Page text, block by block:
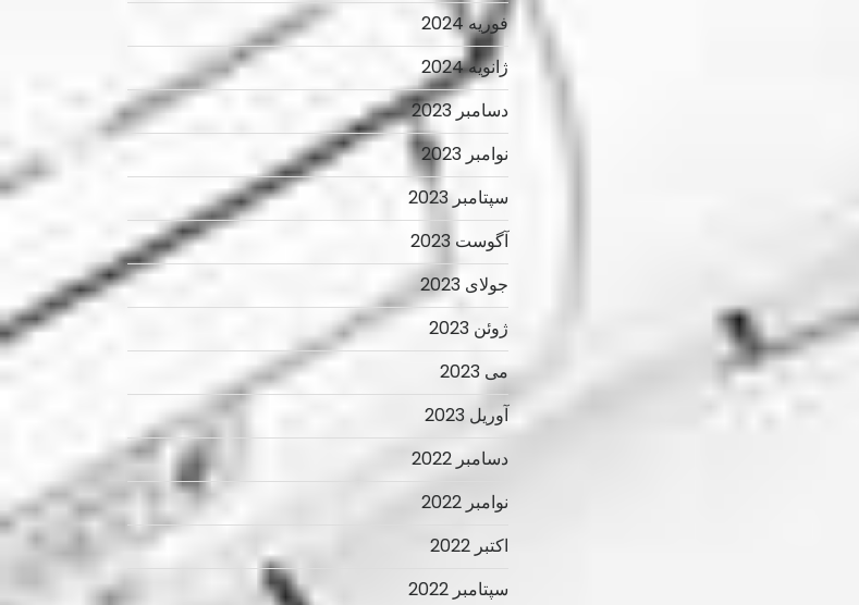
فوریه 2024
ژانویه 2024
دسامبر 2023
نوامبر 2023
سپتامبر 2023
آگوست 2023
جولای 2023
ژوئن 2023
می 2023
آوریل 2023
دسامبر 2022
نوامبر 2022
اکتبر 2022
سپتامبر 2022